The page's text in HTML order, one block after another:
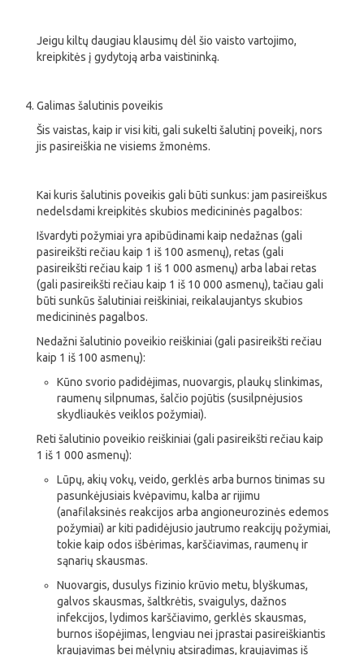
Jeigu kiltų daugiau klausimų dėl šio vaisto vartojimo,
kreipkitės į gydytoją arba vaistininką.
Galimas šalutinis poveikis
Šis vaistas, kaip ir visi kiti, gali sukelti šalutinį poveikį, nors
jis pasireiškia ne visiems žmonėms.
Kai kuris šalutinis poveikis gali būti sunkus: jam pasireiškus
nedelsdami kreipkitės skubios medicininės pagalbos:
Išvardyti požymiai yra apibūdinami kaip nedažnas (gali
pasireikšti rečiau kaip 1 iš 100 asmenų), retas (gali
pasireikšti rečiau kaip 1 iš 1 000 asmenų) arba labai retas
(gali pasireikšti rečiau kaip 1 iš 10 000 asmenų), tačiau gali
būti sunkūs šalutiniai reiškiniai, reikalaujantys skubios
medicininės pagalbos.
Nedažni šalutinio poveikio reiškiniai (gali pasireikšti rečiau
kaip 1 iš 100 asmenų):
Kūno svorio padidėjimas, nuovargis, plaukų slinkimas,
raumenų silpnumas, šalčio pojūtis (susilpnėjusios
skydliaukės veiklos požymiai).
Reti šalutinio poveikio reiškiniai (gali pasireikšti rečiau kaip
1 iš 1 000 asmenų):
Lūpų, akių vokų, veido, gerklės arba burnos tinimas su
pasunkėjusiais kvėpavimu, kalba ar rijimu
(anafilaksinės reakcijos arba angioneurozinės edemos
požymiai) ar kiti padidėjusio jautrumo reakcijų požymiai,
tokie kaip odos išbėrimas, karščiavimas, raumenų ir
sąnarių skausmas.
Nuovargis, dusulys fizinio krūvio metu, blyškumas,
galvos skausmas, šaltkrėtis, svaigulys, dažnos
infekcijos, lydimos karščiavimo, gerklės skausmas,
burnos išopėjimas, lengviau nei įprastai pasireiškiantis
kraujavimas bei mėlynių atsiradimas, kraujavimas iš